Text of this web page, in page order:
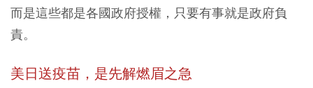
而是這些都是各國政府授權，只要有事就是政府負
責。
美日送疫苗，是先解燃眉之急